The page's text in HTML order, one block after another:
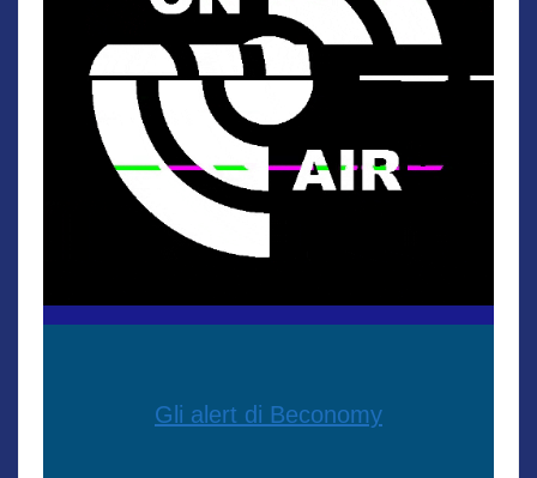
Gli alert di Beconomy